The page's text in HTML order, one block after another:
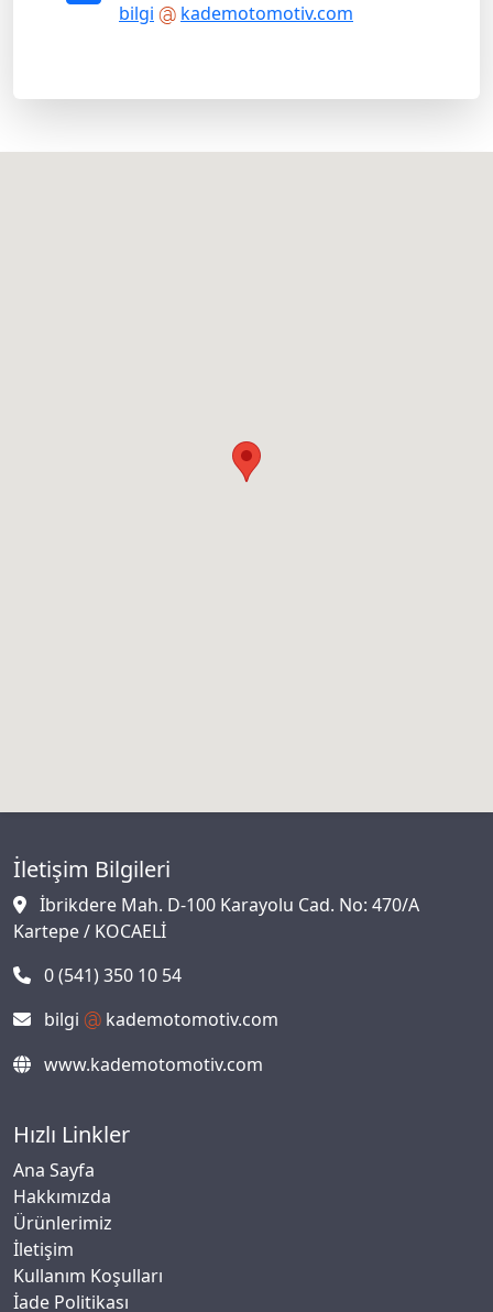
bilgi kademotomotiv.com
İletişim Bilgileri
İbrikdere Mah. D-100 Karayolu Cad. No: 470/A
Kartepe / KOCAELİ
0 (541) 350 10 54
bilgi
kademotomotiv.com
www.kademotomotiv.com
Hızlı Linkler
Ana Sayfa
Hakkımızda
Ürünlerimiz
İletişim
Kullanım Koşulları
İade Politikası